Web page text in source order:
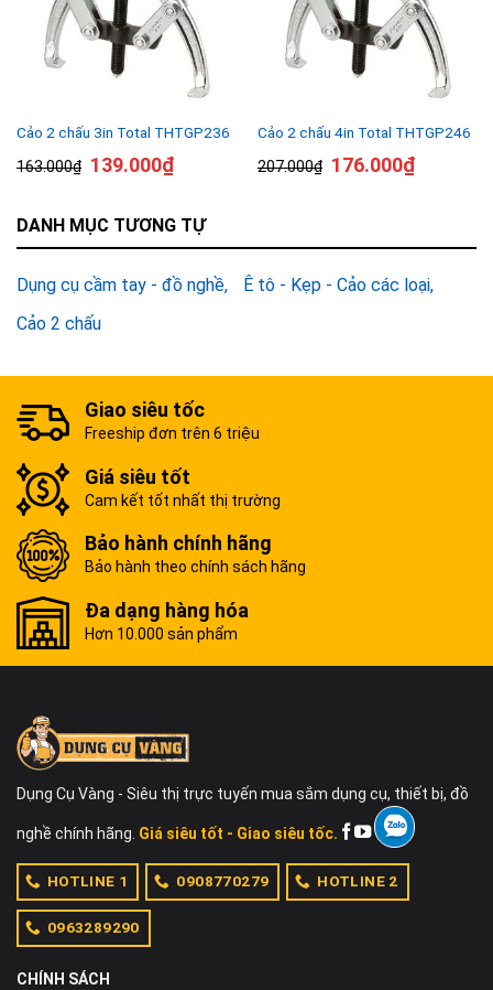
Cảo 2 chấu 3in Total THTGP236
163.000₫ 139.000₫
Cảo 2 chấu 4in Total THTGP246
207.000₫ 176.000₫
DANH MỤC TƯƠNG TỰ
Dụng cụ cầm tay - đồ nghề
Ê tô - Kẹp - Cảo các loại
Cảo 2 chấu
Giao siêu tốc
Freeship đơn trên 6 triệu
Giá siêu tốt
Cam kết tốt nhất thị trường
Bảo hành chính hãng
Bảo hành theo chính sách hãng
Đa dạng hàng hóa
Hơn 10.000 sản phẩm
Dụng Cụ Vàng - Siêu thị trực tuyến mua sắm dụng cụ, thiết bị, đồ
nghề chính hãng. Giá siêu tốt - Giao siêu tốc.
HOTLINE 1 0908770279 HOTLINE 2
0963289290
CHÍNH SÁCH